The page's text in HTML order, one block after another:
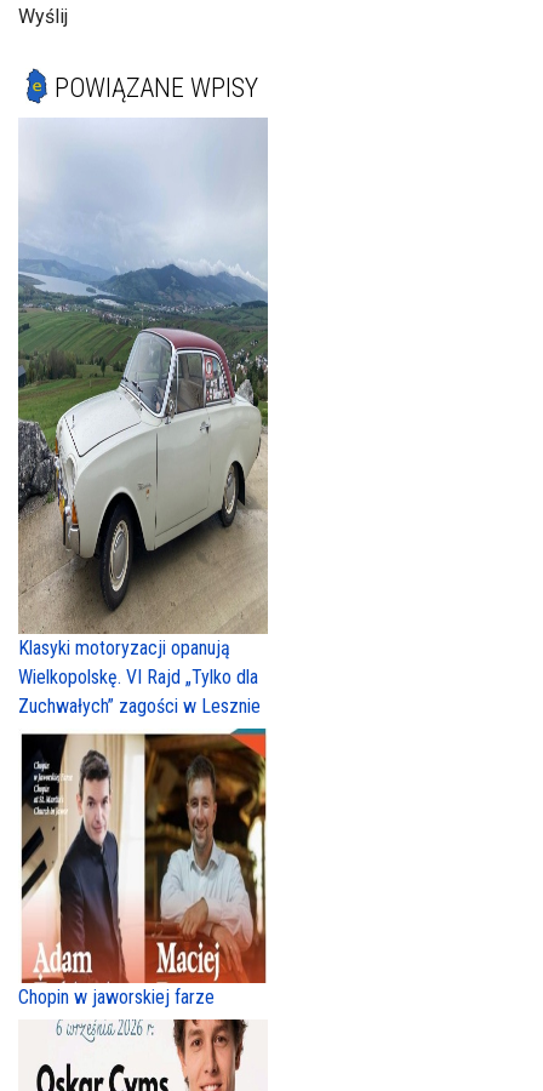
Wyślij
POWIĄZANE WPISY
Klasyki motoryzacji opanują
Wielkopolskę. VI Rajd „Tylko dla
Zuchwałych” zagości w Lesznie
Chopin w jaworskiej farze